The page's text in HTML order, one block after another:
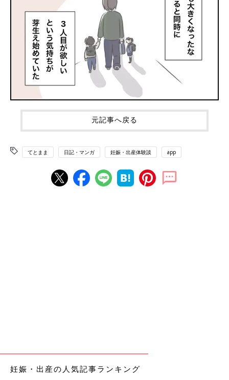
元記事へ戻る
てとまま 日記・マンガ 妊娠・出産体験談 app
妊娠・出産の人気記事ランキング